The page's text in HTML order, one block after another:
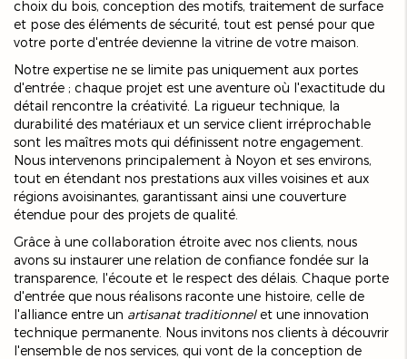
choix du bois, conception des motifs, traitement de surface
et pose des éléments de sécurité, tout est pensé pour que
votre porte d'entrée devienne la vitrine de votre maison.
Notre expertise ne se limite pas uniquement aux portes
d'entrée ; chaque projet est une aventure où l'exactitude du
détail rencontre la créativité. La rigueur technique, la
durabilité des matériaux et un service client irréprochable
sont les maîtres mots qui définissent notre engagement.
Nous intervenons principalement à Noyon et ses environs,
tout en étendant nos prestations aux villes voisines et aux
régions avoisinantes, garantissant ainsi une couverture
étendue pour des projets de qualité.
Grâce à une collaboration étroite avec nos clients, nous
avons su instaurer une relation de confiance fondée sur la
transparence, l'écoute et le respect des délais. Chaque porte
d'entrée que nous réalisons raconte une histoire, celle de
l'alliance entre un artisanat traditionnelet une innovation
technique permanente. Nous invitons nos clients à découvrir
l'ensemble de nos services, qui vont de la conception de